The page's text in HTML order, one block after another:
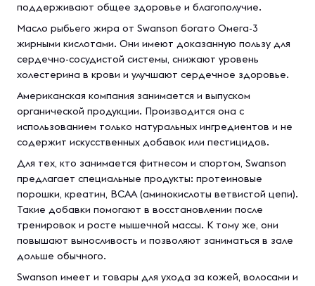
поддерживают общее здоровье и благополучие.
Масло рыбьего жира от Swanson богато Омега-3
жирными кислотами. Они имеют доказанную пользу для
сердечно-сосудистой системы, снижают уровень
холестерина в крови и улучшают сердечное здоровье.
Американская компания занимается и выпуском
органической продукции. Производится она с
использованием только натуральных ингредиентов и не
содержит искусственных добавок или пестицидов.
Для тех, кто занимается фитнесом и спортом, Swanson
предлагает специальные продукты: протеиновые
порошки, креатин, BCAA (аминокислоты ветвистой цепи).
Такие добавки помогают в восстановлении после
тренировок и росте мышечной массы. К тому же, они
повышают выносливость и позволяют заниматься в зале
дольше обычного.
Swanson имеет и товары для ухода за кожей, волосами и